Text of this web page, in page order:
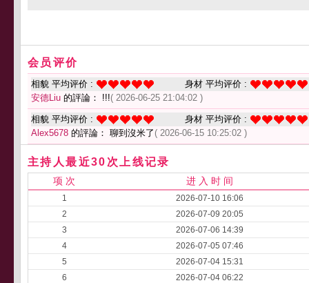
会员评价
相貌 平均评价 :
身材 平均评价 :
安德Liu 的評論： !!!( 2026-06-25 21:04:02 )
相貌 平均评价 :
身材 平均评价 :
Alex5678 的評論： 聊到沒米了 ( 2026-06-15 10:25:02 )
主持人最近30次上线记录
项 次 进 入 时 间
1
2026-07-10 16:06
2
2026-07-09 20:05
3
2026-07-06 14:39
4
2026-07-05 07:46
5
2026-07-04 15:31
6
2026-07-04 06:22